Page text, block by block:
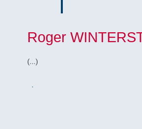
Roger
(...)
.